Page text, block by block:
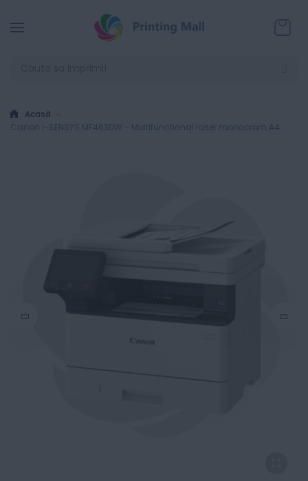
Acasă
Canon i-SENSYS MF463DW - Multifunctional laser monocrom A4